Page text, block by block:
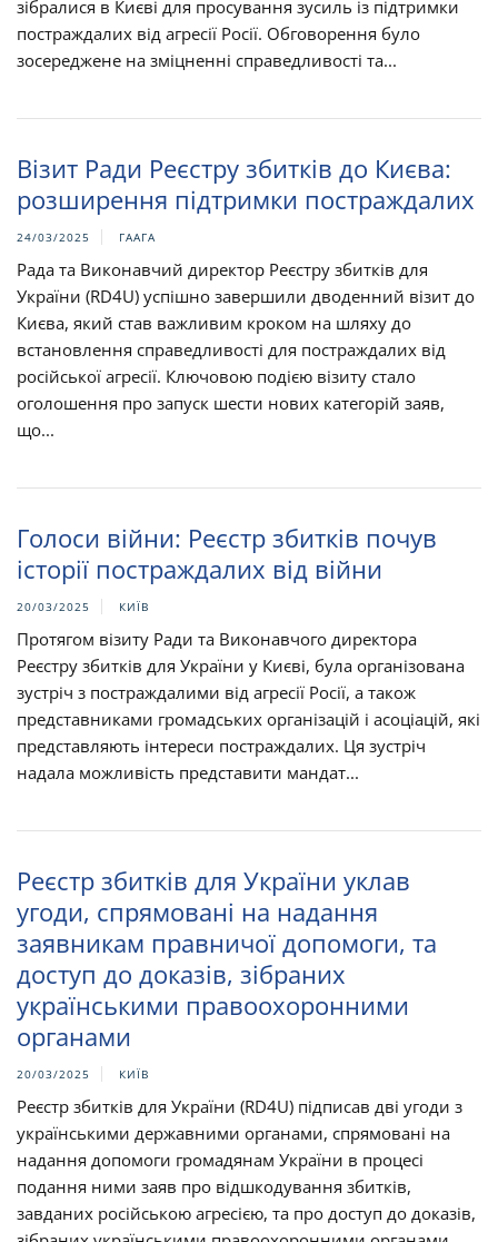
зібралися в Києві для просування зусиль із підтримки
постраждалих від агресії Росії. Обговорення було
зосереджене на зміцненні справедливості та...
Візит Ради Реєстру збитків до Києва:
розширення підтримки постраждалих
24/03/2025 ГААГА
Рада та Виконавчий директор Реєстру збитків для
України (RD4U) успішно завершили дводенний візит до
Києва, який став важливим кроком на шляху до
встановлення справедливості для постраждалих від
російської агресії. Ключовою подією візиту стало
оголошення про запуск шести нових категорій заяв,
що...
Голоси війни: Реєстр збитків почув
історії постраждалих від війни
20/03/2025 КИЇВ
Протягом візиту Ради та Виконавчого директора
Реєстру збитків для України у Києві, була організована
зустріч з постраждалими від агресії Росії, а також
представниками громадських організацій і асоціацій, які
представляють інтереси постраждалих. Ця зустріч
надала можливість представити мандат...
Реєстр збитків для України уклав
угоди, спрямовані на надання
заявникам правничої допомоги, та
доступ до доказів, зібраних
українськими правоохоронними
органами
20/03/2025 КИЇВ
Реєстр збитків для України (RD4U) підписав дві угоди з
українськими державними органами, спрямовані на
надання допомоги громадянам України в процесі
подання ними заяв про відшкодування збитків,
завданих російською агресією, та про доступ до доказів,